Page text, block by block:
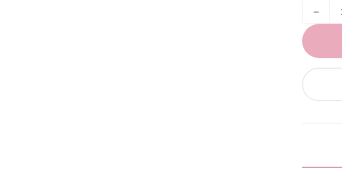
－